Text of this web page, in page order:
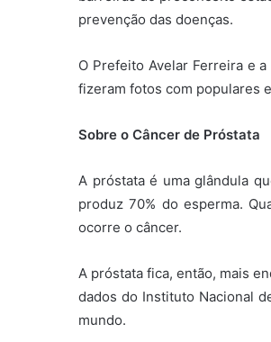
prevenção das doenças.
O Prefeito Avelar Ferreira e
fizeram fotos com populares
Sobre o Câncer de Próstata
A próstata é uma glândula
produz 70% do esperma.
ocorre o câncer.
A próstata fica, então, mais
dados do Instituto Nacional
mundo.